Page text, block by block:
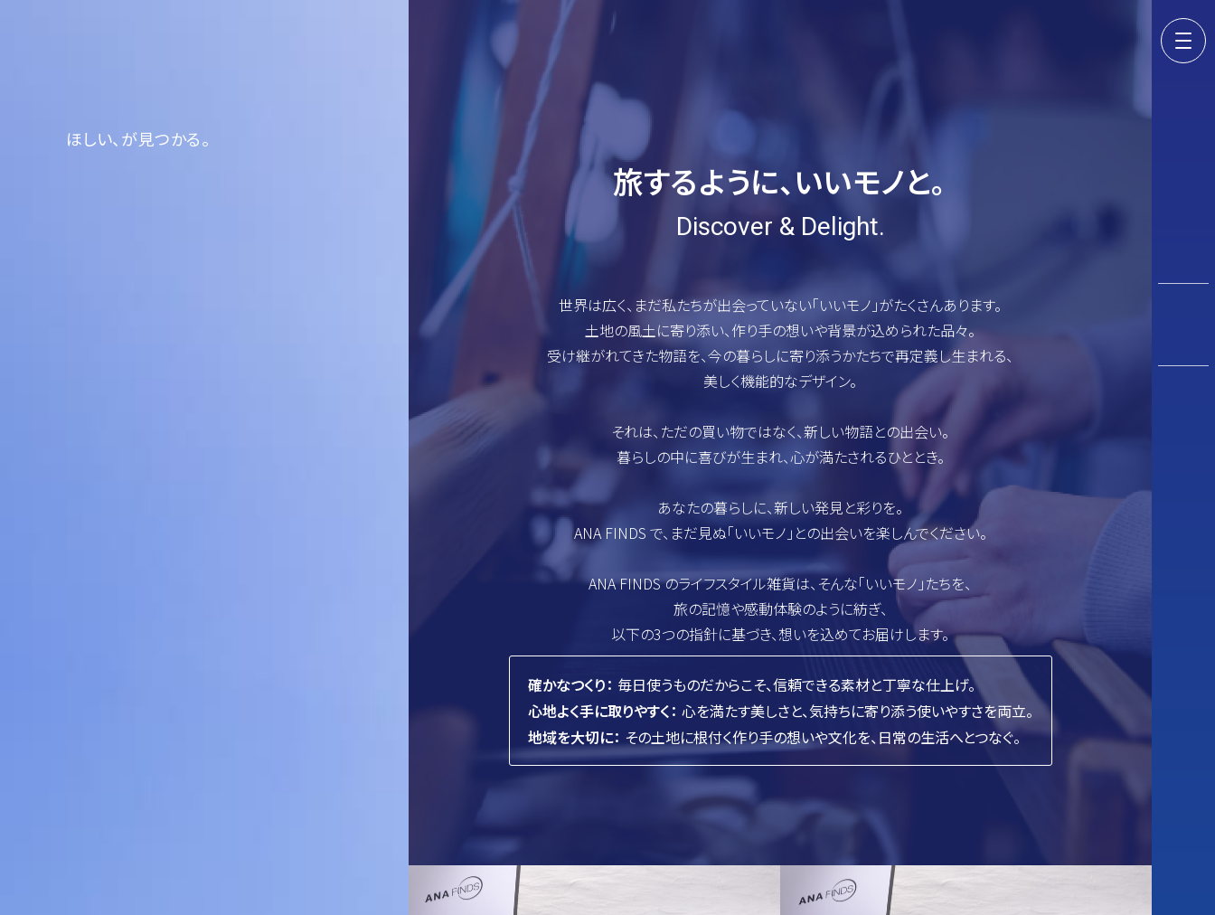
ほしい、が見つかる。
旅するように、いいモノと。
Discover & Delight.
世界は広く、まだ私たちが出会っていない「いいモノ」がたくさんあります。
土地の風土に寄り添い、作り手の想いや背景が込められた品々。
受け継がれてきた物語を、今の暮らしに寄り添うかたちで再定義し生まれる、
美しく機能的なデザイン。
それは、ただの買い物ではなく、新しい物語との出会い。
暮らしの中に喜びが生まれ、心が満たされるひととき。
あなたの暮らしに、新しい発見と彩りを。
ANA FINDS で、まだ見ぬ「いいモノ」との出会いを楽しんでください。
ANA FINDS のライフスタイル雑貨は、そんな「いいモノ」たちを、
旅の記憶や感動体験のように紡ぎ、
以下の3つの指針に基づき、想いを込めてお届けします。
確かなつくり： 毎日使うものだからこそ、信頼できる素材と丁寧な仕上げ。
心地よく手に取りやすく： 心を満たす美しさと、気持ちに寄り添う使いやすさを両立。
地域を大切に： その土地に根付く作り手の想いや文化を、日常の生活へとつなぐ。